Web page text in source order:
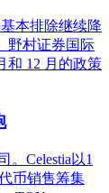
本排除继续降
野村证券国际
和 12 月的政策
。Celestia以1
币销售筹集